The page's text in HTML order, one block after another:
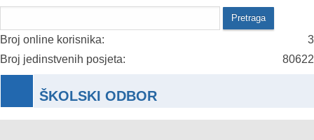
Broj online korisnika:
3
Broj jedinstvenih posjeta:
80622
ŠKOLSKI ODBOR